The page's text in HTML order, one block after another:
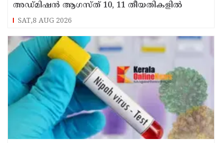
അഡ്മിഷൻ ആഗസ്ത് 10, 11 തീയതികളിൽ
SAT,8 AUG 2026